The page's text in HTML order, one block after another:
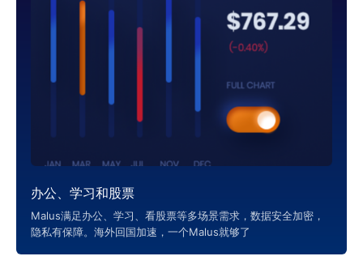
办公、学习和股票
Malus满足办公、学习、看股票等多场景需求，数据安全加密，
隐私有保障。海外回国加速，一个Malus就够了